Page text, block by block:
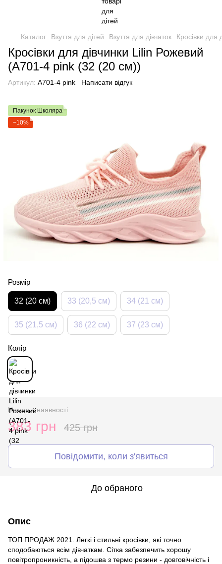
Каталог Взуття для дітей Взуття для дівчаток Кросівки для
Кросівки для дівчинки Lilin Рожевий
(A701-4 pink (32 (20 см))
Артикул: A701-4 pink Написати відгук
Пакунок Школяра
−10%
Розмір
32 (20 см) 33 (20,5 см) 34 (21 см)
35 (21,5 см) 36 (22 см) 37 (23 см)
Колір
Немає в наявності
383 грн 425 грн
Повідомити, коли з'явиться
До обраного
Опис
ТОП ПРОДАЖ 2021. Легкі і стильні кросівки, які точно
сподобаються всім дівчаткам. Сітка забезпечить хорошу
повітропроникність, а підошва з термо резини - довговічність і